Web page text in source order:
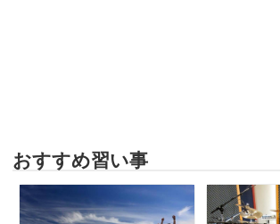
おすすめ習い事